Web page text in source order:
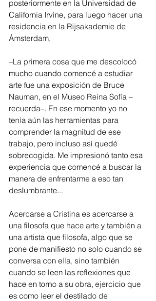
posteriormente en la Universidad de
California Irvine, para luego hacer una
residencia en la Rijsakademie de
Ámsterdam,
–La primera cosa que me descolocó
mucho cuando comencé a estudiar
arte fue una exposición de Bruce
Nauman, en el Museo Reina Sofía –
recuerda–. En ese momento yo no
tenía aún las herramientas para
comprender la magnitud de ese
trabajo, pero incluso así quedé
sobrecogida. Me impresionó tanto esa
experiencia que comencé a buscar la
manera de enfrentarme a eso tan
deslumbrante...
Acercarse a Cristina es acercarse a
una filosofa que hace arte y también a
una artista que filosofa, algo que se
pone de manifiesto no solo cuando se
conversa con ella, sino también
cuando se leen las reflexiones que
hace en torno a su obra, ejercicio que
es como leer el destilado de